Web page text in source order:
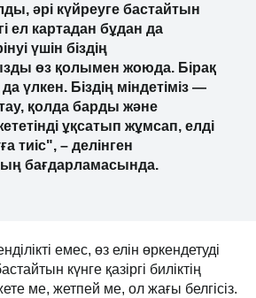
әрі күйреуге бастайтын
ел картадан бұдан да
үшін біздің
өз қолымен жоюда. Бірақ
үлкен. Біздің міндетіміз —
қолда барды және
ұқсатып жұмсап, елді
тиіс", – делінген
бағдарламасында.
емес, өз елін өркендетуді
күнге қазіргі биліктің
ме, жетпей ме, ол жағы белгісіз.